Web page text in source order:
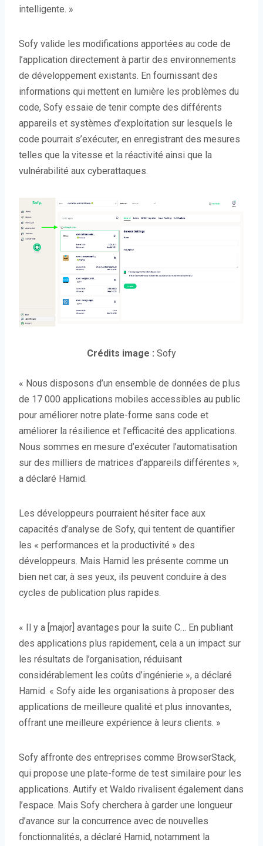
intelligente. »
Sofy valide les modifications apportées au code de
l’application directement à partir des environnements
de développement existants. En fournissant des
informations qui mettent en lumière les problèmes du
code, Sofy essaie de tenir compte des différents
appareils et systèmes d’exploitation sur lesquels le
code pourrait s’exécuter, en enregistrant des mesures
telles que la vitesse et la réactivité ainsi que la
vulnérabilité aux cyberattaques.
Crédits image : Sofy
« Nous disposons d’un ensemble de données de plus
de 17 000 applications mobiles accessibles au public
pour améliorer notre plate-forme sans code et
améliorer la résilience et l’efficacité des applications.
Nous sommes en mesure d’exécuter l’automatisation
sur des milliers de matrices d’appareils différentes »,
a déclaré Hamid.
Les développeurs pourraient hésiter face aux
capacités d’analyse de Sofy, qui tentent de quantifier
les « performances et la productivité » des
développeurs. Mais Hamid les présente comme un
bien net car, à ses yeux, ils peuvent conduire à des
cycles de publication plus rapides.
« Il y a [major] avantages pour la suite C… En publiant
des applications plus rapidement, cela a un impact sur
les résultats de l’organisation, réduisant
considérablement les coûts d’ingénierie », a déclaré
Hamid. « Sofy aide les organisations à proposer des
applications de meilleure qualité et plus innovantes,
offrant une meilleure expérience à leurs clients. »
Sofy affronte des entreprises comme BrowserStack,
qui propose une plate-forme de test similaire pour les
applications. Autify et Waldo rivalisent également dans
l’espace. Mais Sofy cherchera à garder une longueur
d’avance sur la concurrence avec de nouvelles
fonctionnalités, a déclaré Hamid, notamment la